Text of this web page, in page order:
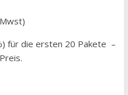
für die ersten 20 Pakete –